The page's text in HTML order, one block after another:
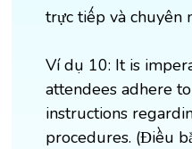
trực tiếp và chuyên
Ví dụ 10: It is
attendees adhere
instructions
procedures. (Điều